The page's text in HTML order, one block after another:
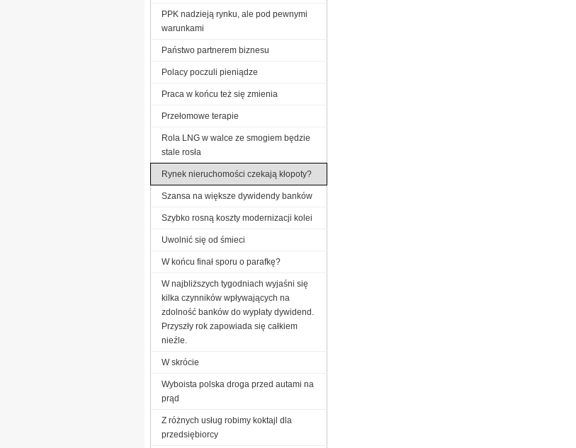
PPK nadzieją rynku, ale pod pewnymi
warunkami
Państwo partnerem biznesu
Polacy poczuli pieniądze
Praca w końcu też się zmienia
Przełomowe terapie
Rola LNG w walce ze smogiem będzie
stale rosła
Rynek nieruchomości czekają kłopoty?
Szansa na większe dywidendy banków
Szybko rosną koszty modernizacji kolei
Uwolnić się od śmieci
W końcu finał sporu o parafkę?
W najbliższych tygodniach wyjaśni się
kilka czynników wpływających na
zdolność banków do wypłaty dywidend.
Przyszły rok zapowiada się całkiem
nieźle.
W skrócie
Wyboista polska droga przed autami na
prąd
Z różnych usług robimy koktajl dla
przedsiębiorcy